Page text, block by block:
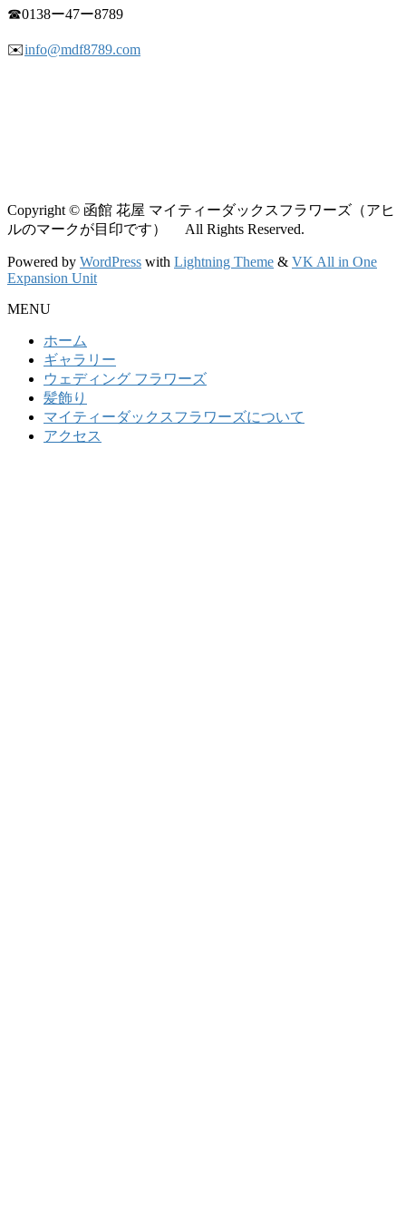
☎︎0138ー47ー8789
✉️info@mdf8789.com
Copyright © 函館 花屋 マイティーダックスフラワーズ（アヒ
ルのマークが目印です） All Rights Reserved.
Powered by WordPress with Lightning Theme & VK All in One
Expansion Unit
MENU
ホーム
ギャラリー
ウェディング フラワーズ
髪飾り
マイティーダックスフラワーズについて
アクセス